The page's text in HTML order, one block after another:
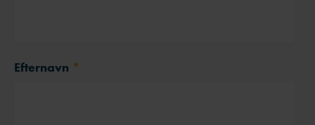
Efternavn *